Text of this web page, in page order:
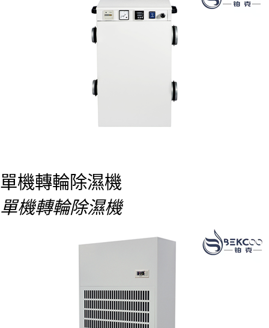
單機轉輪除濕機
單機轉輪除濕機